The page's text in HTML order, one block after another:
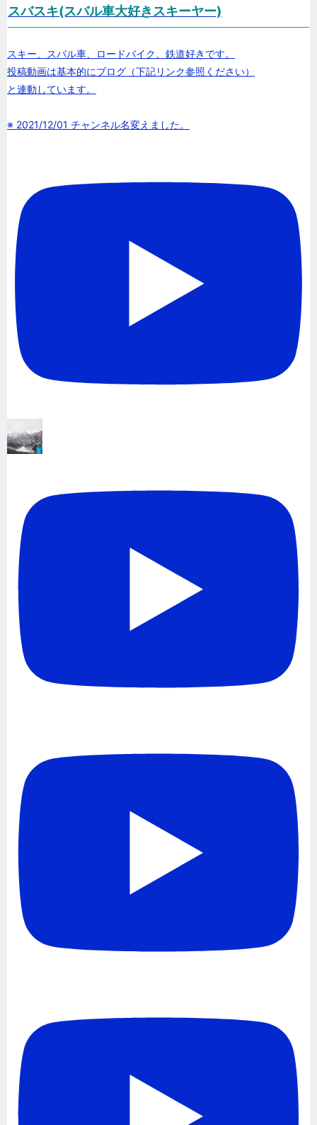
スバスキ(スバル車大好きスキーヤー)
スキー、スバル車、ロードバイク、鉄道好きです。
投稿動画は基本的にブログ（下記リンク参照ください）
と連動しています。
※ 2021/12/01 チャンネル名変えました。